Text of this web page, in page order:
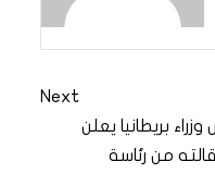
Next
وزراء بريطانيا يعلن
من رئاسة